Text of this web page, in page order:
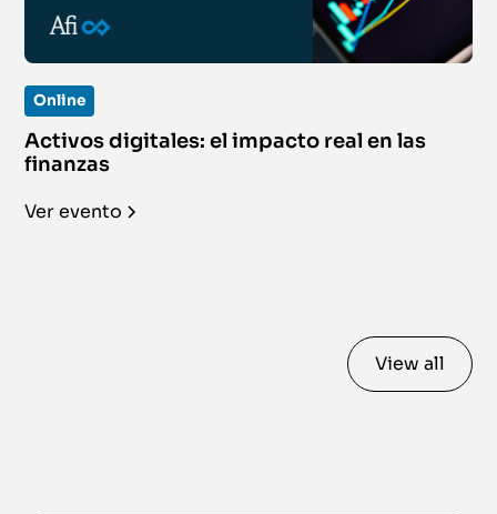
Online
Activos digitales: el impacto real en las
finanzas
Ver evento
View all